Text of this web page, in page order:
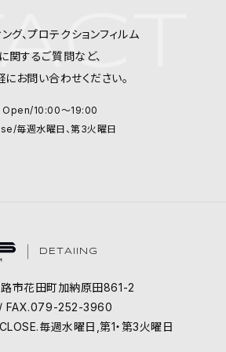
グ、プロテクションフィルム
に関するご質問など、
にお問い合わせください。
Open/10:00～19:00
毎週水曜日、第3火曜日
DETAIING
市花田町加納原田861-2
FAX.079-252-3960
毎週水曜日,第1・第3火曜日